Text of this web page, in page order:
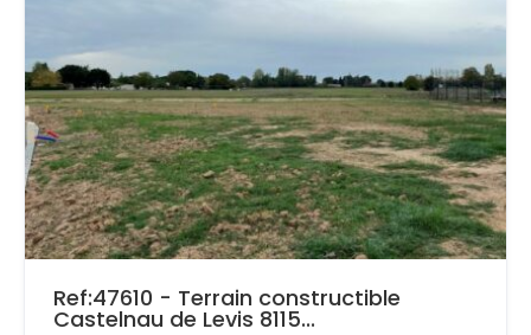
Ref:47610 - Terrain constructible
Castelnau de Levis 8115...